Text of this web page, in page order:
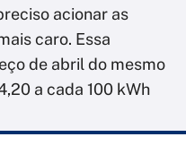
acionar as
caro. Essa
de abril do mesmo
a cada 100 kWh